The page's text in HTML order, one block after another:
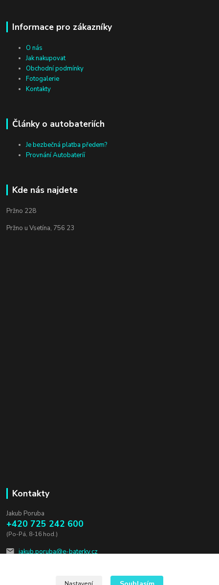
Informace pro zákazníky
O nás
Jak nakupovat
Obchodní podmínky
Fotogalerie
Kontakty
Články o autobateriích
Je bezbečná platba předem?
Provnání Autobateríí
Kde nás najdete
Pržno 228
Pržno u Vsetína, 756 23
Kontakty
Jakub Poruba
+420 725 242 600
(Po-Pá, 8-16 hod.)
jakub.poruba@e-baterky.cz